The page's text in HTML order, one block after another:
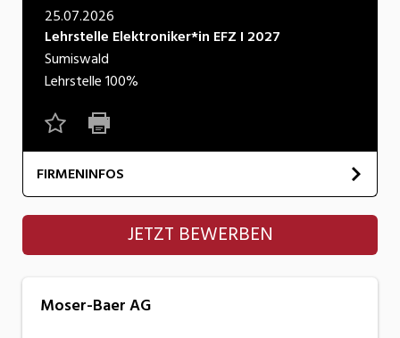
Natur
Verkehr/Logistik
Wirtschaft/Verwaltung
25.07.2026
Lehrstelle Elektroniker*in EFZ I 2027
Sumiswald
Lehrstelle100%
FIRMENINFOS
Moser-Baer AG
JETZT BEWERBEN
Moser-Baer AG